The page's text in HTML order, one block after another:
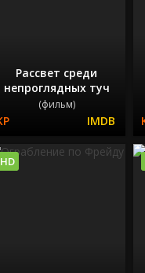
Рассвет среди
непроглядных туч
(фильм)
HD